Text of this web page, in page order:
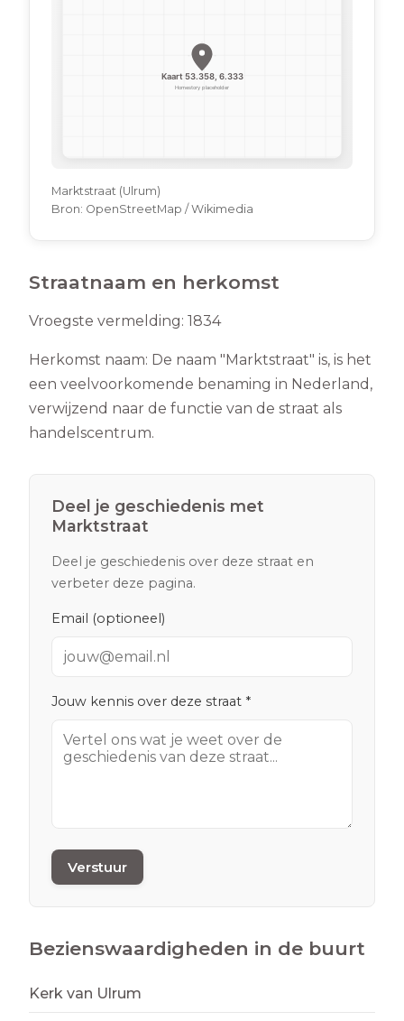
Marktstraat (Ulrum)
Bron: OpenStreetMap / Wikimedia
Straatnaam en herkomst
Vroegste vermelding: 1834
Herkomst naam: De naam "Marktstraat" is, is het
een veelvoorkomende benaming in Nederland,
verwijzend naar de functie van de straat als
handelscentrum.
Deel je geschiedenis met
Marktstraat
Deel je geschiedenis over deze straat en
verbeter deze pagina.
Email (optioneel)
Jouw kennis over deze straat *
Verstuur
Bezienswaardigheden in de buurt
Kerk van Ulrum